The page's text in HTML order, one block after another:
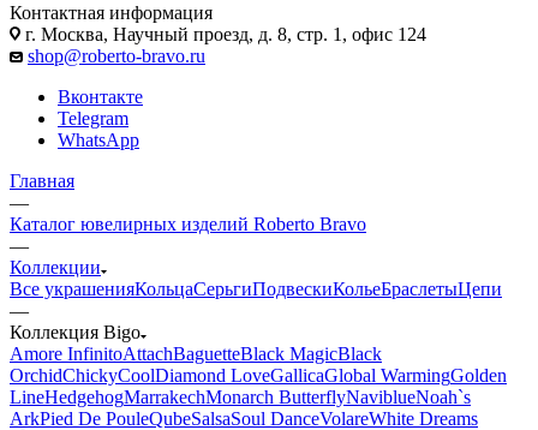
Контактная информация
г. Москва, Научный проезд, д. 8, стр. 1, офис 124
shop@roberto-bravo.ru
Вконтакте
Telegram
WhatsApp
Главная
—
Каталог ювелирных изделий Roberto Bravo
—
Коллекции
Все украшенияКольцаСерьгиПодвескиКольеБраслетыЦепи
—
Коллекция Bigo
Amore InfinitoAttachBaguetteBlack MagicBlack
OrchidChickyCoolDiamond LoveGallicaGlobal WarmingGolden
LineHedgehogMarrakechMonarch ButterflyNaviblueNoah`s
ArkPied De PouleQubeSalsaSoul DanceVolareWhite Dreams